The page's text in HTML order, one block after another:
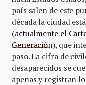
país salen de este
década la ciudad
(actualmente el
Generación), que
paso. La cifra de
desaparecidos se
apenas y registran